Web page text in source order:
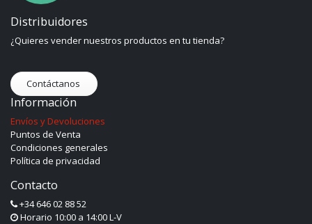
Distribuidores
¿Quieres vender nuestros productos en tu tienda?
Contáctanos
Información
Envíos y Devoluciones
Puntos de Venta
Condiciones generales
Política de privacidad
Contacto
+34 646 02 88 52
Horario 10:00 a 14:00 L-V